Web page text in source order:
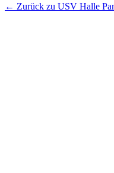
← Zurück zu USV Halle